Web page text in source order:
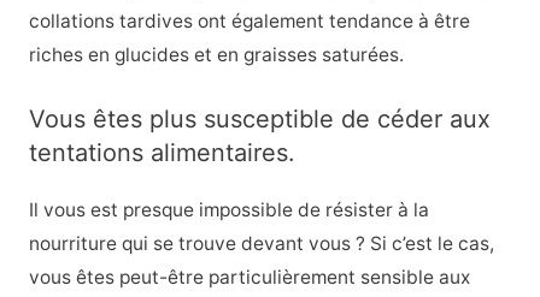
collations tardives ont également tendance à être
riches en glucides et en graisses saturées.
Vous êtes plus susceptible de céder aux
tentations alimentaires.
Il vous est presque impossible de résister à la
nourriture qui se trouve devant vous ? Si c’est le cas,
vous êtes peut-être particulièrement sensible aux